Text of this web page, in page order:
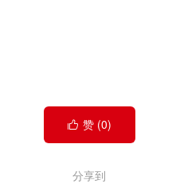
 赞 (0)
分享到